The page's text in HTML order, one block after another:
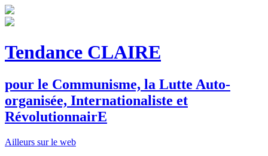
Tendance CLAIRE
pour le Communisme, la Lutte Auto-
organisée, Internationaliste et
RévolutionnairE
Ailleurs sur le web